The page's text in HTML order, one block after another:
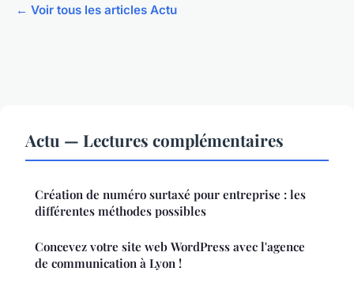
← Voir tous les articles Actu
Actu — Lectures complémentaires
Création de numéro surtaxé pour entreprise : les
différentes méthodes possibles
Concevez votre site web WordPress avec l'agence
de communication à Lyon !